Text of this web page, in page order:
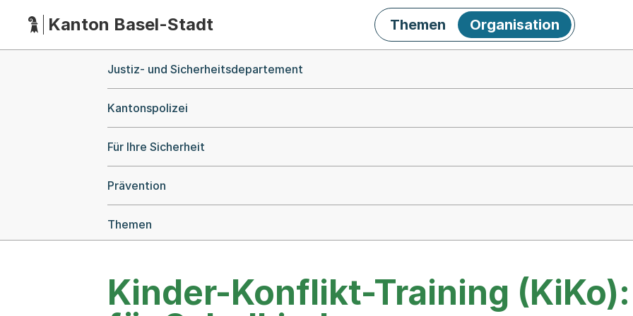
HauptnavigationKanton Basel-Stadt Themen Organisation
Justiz- und Sicherheitsdepartement
Kantonspolizei
Für Ihre Sicherheit
Prävention
Themen
Kinder-Konflikt-Training